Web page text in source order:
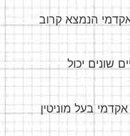
הנמצא קרוב
שונים יכול
בעל מוניטין